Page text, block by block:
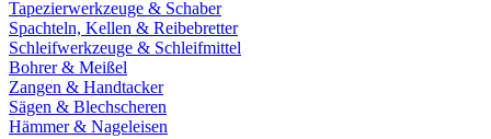
Tapezierwerkzeuge & Schaber
Spachteln, Kellen & Reibebretter
Schleifwerkzeuge & Schleifmittel
Bohrer & Meißel
Zangen & Handtacker
Sägen & Blechscheren
Hämmer & Nageleisen